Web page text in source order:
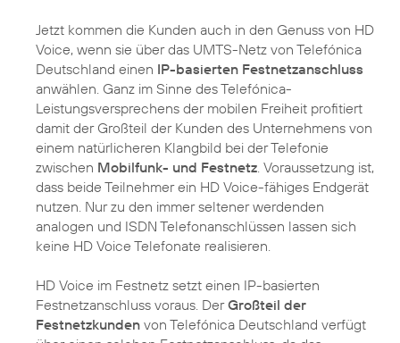
Jetzt kommen die Kunden auch in den Genuss von HD
Voice, wenn sie über das UMTS-Netz von Telefónica
Deutschland einen IP-basierten Festnetzanschluss
anwählen. Ganz im Sinne des Telefónica-
Leistungsversprechens der mobilen Freiheit profitiert
damit der Großteil der Kunden des Unternehmens von
einem natürlicheren Klangbild bei der Telefonie
zwischen Mobilfunk- und Festnetz . Voraussetzung ist,
dass beide Teilnehmer ein HD Voice-fähiges Endgerät
nutzen. Nur zu den immer seltener werdenden
analogen und ISDN Telefonanschlüssen lassen sich
keine HD Voice Telefonate realisieren.
HD Voice im Festnetz setzt einen IP-basierten
Festnetzanschluss voraus. DerGroßteil der
Festnetzkunden von Telefónica Deutschland verfügt